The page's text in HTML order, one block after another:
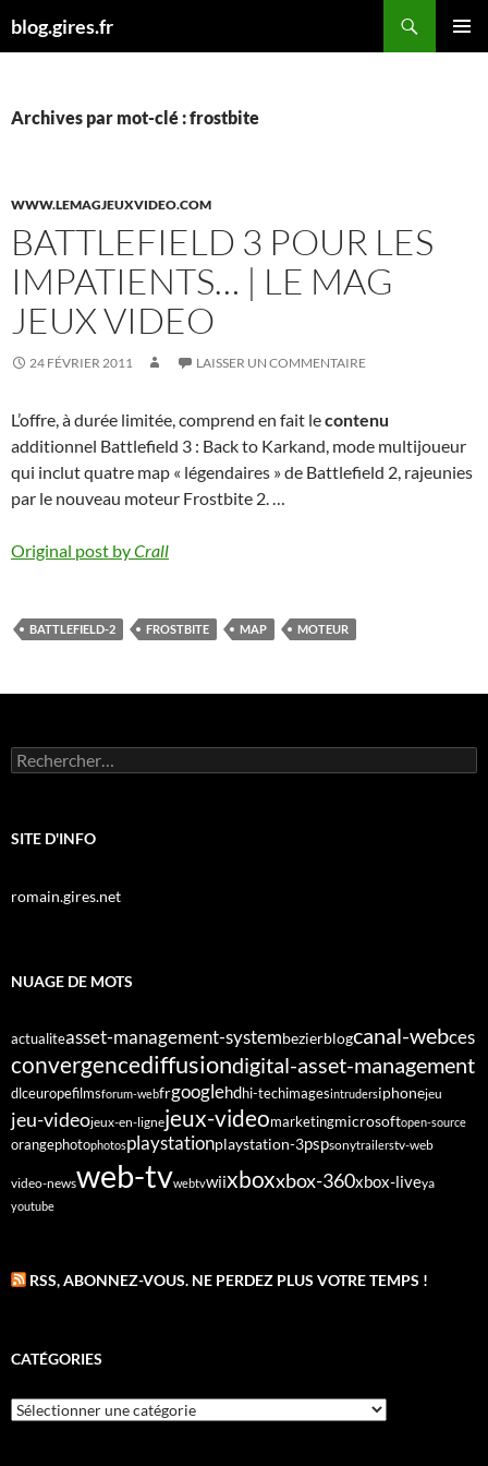
aublog.gires.fr
Archives par mot-clé : frostbite
WWW.LEMAGJEUXVIDEO.COM
BATTLEFIELD 3 POUR LES
IMPATIENTS… | LE MAG
JEUX VIDEO
24 FÉVRIER 2011 LAISSER UN COMMENTAIRE
L’offre, à durée limitée, comprend en fait lecontenu
additionnel Battlefield 3 : Back to Karkand, mode multijoueur
qui inclut quatre map « légendaires » de Battlefield 2, rajeunies
par le nouveau moteur Frostbite 2. …
Original post byCrall
BATTLEFIELD-2 FROSTBITE MAP MOTEUR
Rechercher :
SITE D'INFO
romain.gires.net
NUAGE DE MOTS
actualiteasset-management-systembezierblogcanal-webces
convergencediffusiondigital-asset-management
dlceuropefilmsforum-webfrgooglehdhi-techimagesintrudersiphonejeu
jeu-videojeux-en-lignejeux-videomarketingmicrosoftopen-source
orangephotophotosplaystationplaystation-3pspsonytrailerstv-web
video-newsweb-tvwebtvwiixboxxbox-360xbox-liveya
youtube
RSS, ABONNEZ-VOUS. NE PERDEZ PLUS VOTRE TEMPS !
CATÉGORIES
Catégories